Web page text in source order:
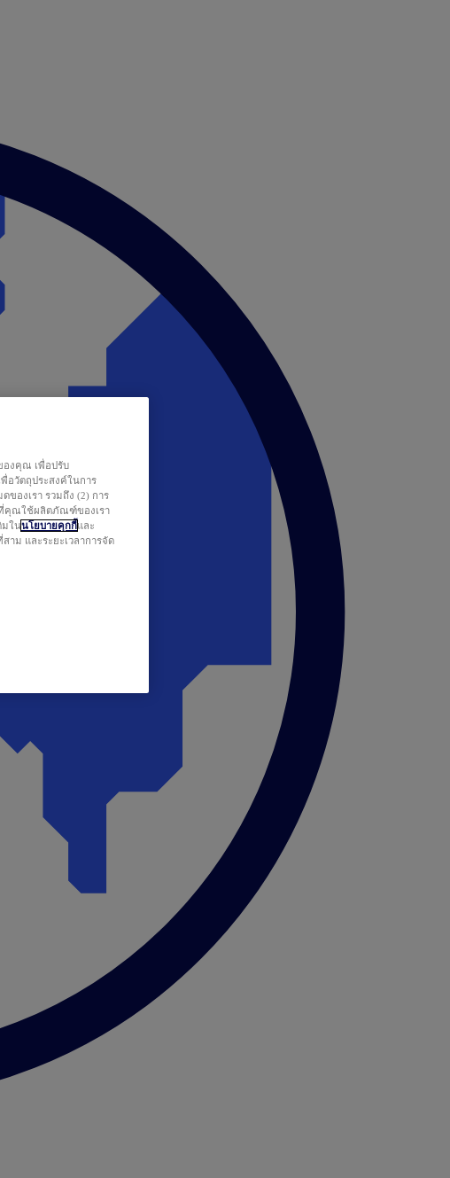
องคุณ เพื่อปรับ
อวัตถุประสงค์ในการ
องเรา รวมถึง (2) การ
ที่คุณใช้ผลิตภัณฑ์ของเรา
มในนโยบายคุกกี้และ
าม และระยะเวลาการจัด